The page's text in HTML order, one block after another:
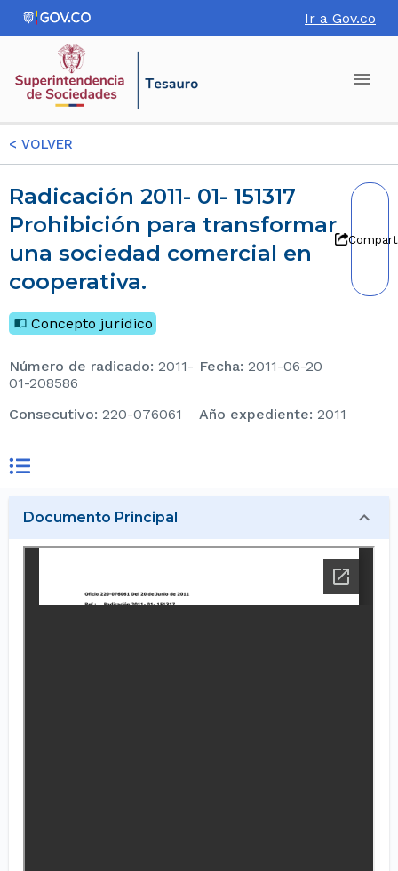
Ir a Gov.co
< VOLVER
Radicación 2011- 01- 151317
Prohibición para transformar
una sociedad comercial en
cooperativa.
Concepto jurídico
Número de radicado: 2011-
01-208586
Fecha: 2011-06-20
consecutivo: 220-076061 Año expediente: 2011
Documento Principal